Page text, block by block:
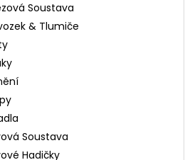
Soustava
& Tlumiče
Soustava
Hadičky